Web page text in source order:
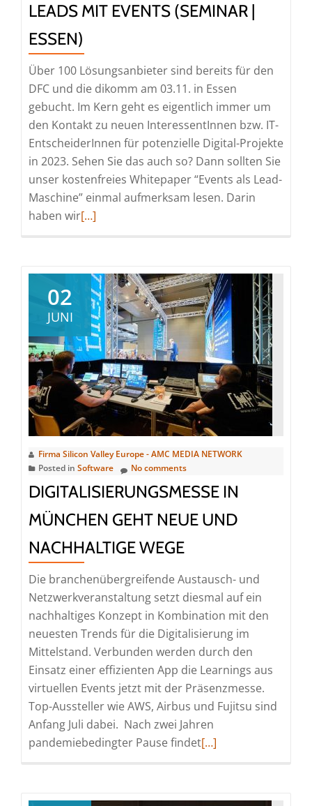
LEADS MIT EVENTS (SEMINAR |
ESSEN)
Über 100 Lösungsanbieter sind bereits für den
DFC und die dikomm am 03.11. in Essen
gebucht. Im Kern geht es eigentlich immer um
den Kontakt zu neuen InteressentInnen bzw. IT-
EntscheiderInnen für potenzielle Digital-Projekte
in 2023. Sehen Sie das auch so? Dann sollten Sie
unser kostenfreies Whitepaper “Events als Lead-
Maschine” einmal aufmerksam lesen. Darin
haben wirRead
Whitepaper
Leads
mit
Events
(Seminar
|
Essen)
[…]
02
JUNI
Firma Silicon Valley Europe - AMC MEDIA NETWORK
Posted in Software No comments
DIGITALISIERUNGSMESSE IN
MÜNCHEN GEHT NEUE UND
NACHHALTIGE WEGE
Die branchenübergreifende Austausch- und
Netzwerkveranstaltung setzt diesmal auf ein
nachhaltiges Konzept in Kombination mit den
neuesten Trends für die Digitalisierung im
Mittelstand. Verbunden werden durch den
Einsatz einer effizienten App die Learnings aus
virtuellen Events jetzt mit der Präsenzmesse.
Top-Aussteller wie AWS, Airbus und Fujitsu sind
Anfang Juli dabei. Nach zwei Jahren
pandemiebedingter Pause findetRead
[…]